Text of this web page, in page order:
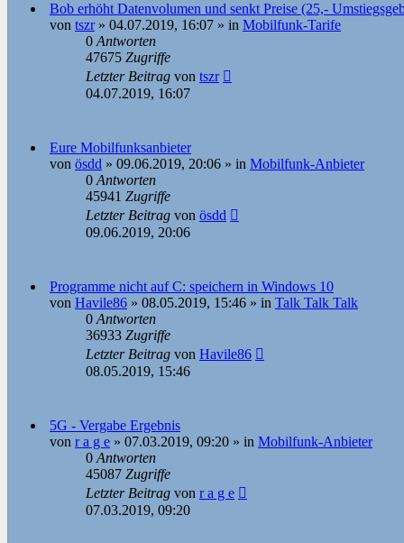
Bob erhöht Datenvolumen und senkt Preise (25,-
von tszr» 04.07.2019, 16:07 » in Mobilfunk-Tarife
0Antworten
47675 Zugriffe
Letzter Beitrag von tszr
04.07.2019, 16:07
Eure Mobilfunksanbieter
von ösdd » 09.06.2019, 20:06 » in Mobilfunk-Anbieter
0Antworten
45941 Zugriffe
Letzter Beitrag von ösdd
09.06.2019, 20:06
Programme nicht auf C: speichern in Windows 10
von Havile86 » 08.05.2019, 15:46 » in Talk Talk Talk
0Antworten
36933 Zugriffe
Letzter Beitrag von Havile86
08.05.2019, 15:46
5G - Vergabe Ergebnis
von r a g e » 07.03.2019, 09:20 » in Mobilfunk-Anbieter
0Antworten
45087 Zugriffe
Letzter Beitrag von r a g e
07.03.2019, 09:20